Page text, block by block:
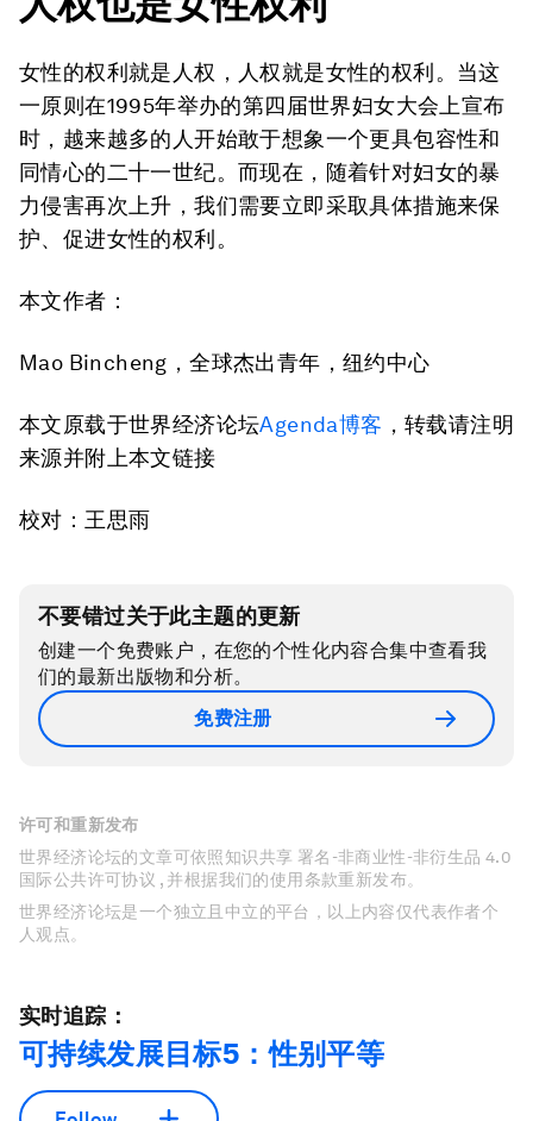
女性的权利就是人权，人权就是女性的权利。当这
一原则在1995年举办的第四届世界妇女大会上宣布
时，越来越多的人开始敢于想象一个更具包容性和
同情心的二十一世纪。而现在，随着针对妇女的暴
力侵害再次上升，我们需要立即采取具体措施来保
护、促进女性的权利。
本文作者：
Mao Bincheng，全球杰出青年，纽约中心
本文原载于世界经济论坛Agenda博客 ，转载请注明
来源并附上本文链接
校对：王思雨
不要错过关于此主题的更新
创建一个免费账户，在您的个性化内容合集中查看我
们的最新出版物和分析。
免费注册
许可和重新发布
世界经济论坛的文章可依照知识共享 署名-非商业性-非衍生品 4.0
国际公共许可协议 , 并根据我们的使用条款重新发布。
世界经济论坛是一个独立且中立的平台，以上内容仅代表作者个
人观点。
实时追踪：
可持续发展目标5：性别平等